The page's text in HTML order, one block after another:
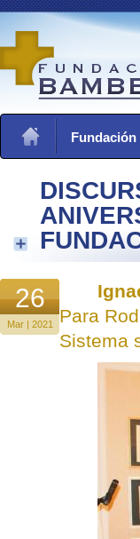
Fundación
26
Mar | 2021
Para
Sistema